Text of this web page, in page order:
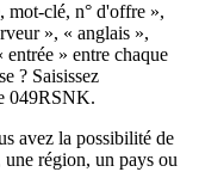
mot-clé, n° d'offre »,
», « anglais »,
entrée » entre chaque
? Saisissez
049RSNK.
avez la possibilité de
région, un pays ou